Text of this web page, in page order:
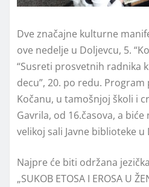
Dve značajne kulturne
ove nedelje u Doljevcu, 5.
“Susreti prosvetnih radnika
decu”, 20. po redu.
Kočanu, u tamošnjoj školi i
Gavrila, od 16.časova, a
velikoj sali Javne biblioteke u
Najpre će biti održana
„SUKOB ETOSA I EROSA U